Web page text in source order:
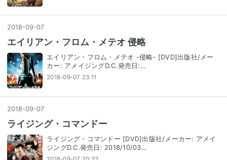
2018-09-07
エイリアン・フロム・メテオ 侵略
エイリアン・フロム・メテオ -侵略- [DVD]出版社/メー
カー: アメイジングD.C.発売日:…
2018-09-07 23:11
2018-09-07
ライジング・コマンドー
ライジング・コマンドー [DVD]出版社/メーカー: アメイ
ジングD.C.発売日: 2018/10/03…